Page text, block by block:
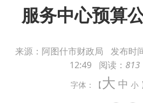
服务中心预算
来源：阿图什市财政局 发布时
12:49
阅读： 813
字体：【大 中 小
2024年度阿图什市上阿图什镇农
业）发展服务中心预算公开说明